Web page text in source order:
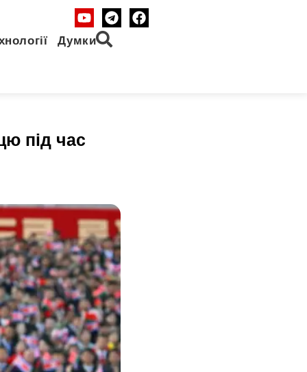
Думки
під час